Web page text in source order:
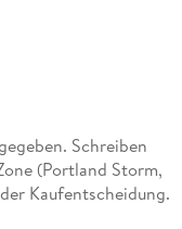
only to newsletter
Schreiben
(Portland Storm,
Kaufentscheidung.